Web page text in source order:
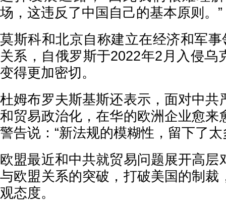
场，这违反了中国自己的基本原则。”
莫斯科和北京自称建立在经济和军事
关系，自俄罗斯于2022年2月入侵乌
变得更加密切。
杜姆布罗夫斯基斯还表示，面对中共
和贸易政治化，在华的欧洲企业愈来
警告说：“新法规的模糊性，留下了
欧盟最近和中共就贸易问题展开高层
与欧盟关系的突破，打破美国的制裁
观态度。